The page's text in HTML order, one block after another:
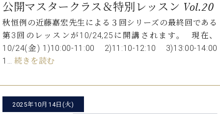
公開マスタークラス＆特別レッスン Vol.20
秋恒例の近藤嘉宏先生による３回シリーズの最終回である
第3回のレッスンが10/24,25に開講されます。 ㅤ 現在、
10/24(金) 1)10:00-11:00 2)11:10-12:10 3)13:00-14:00
1… 続きを読む
2025年10月14日(火)